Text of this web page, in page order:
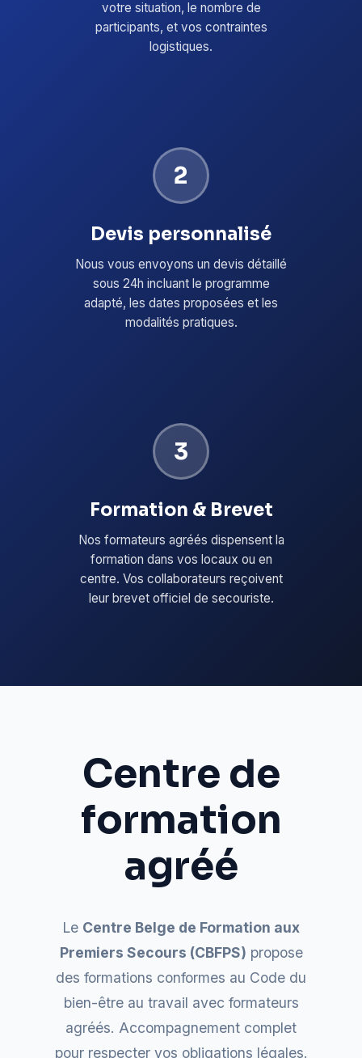
votre situation, le nombre de
participants, et vos contraintes
logistiques.
2
Devis personnalisé
Nous vous envoyons un devis détaillé
sous 24h incluant le programme
adapté, les dates proposées et les
modalités pratiques.
3
Formation & Brevet
Nos formateurs agréés dispensent la
formation dans vos locaux ou en
centre. Vos collaborateurs reçoivent
leur brevet officiel de secouriste.
Centre de
formation
agréé
Le Centre Belge de Formation aux
Premiers Secours (CBFPS) propose
des formations conformes au Code du
bien-être au travail avec formateurs
agréés. Accompagnement complet
pour respecter vos obligations légales.